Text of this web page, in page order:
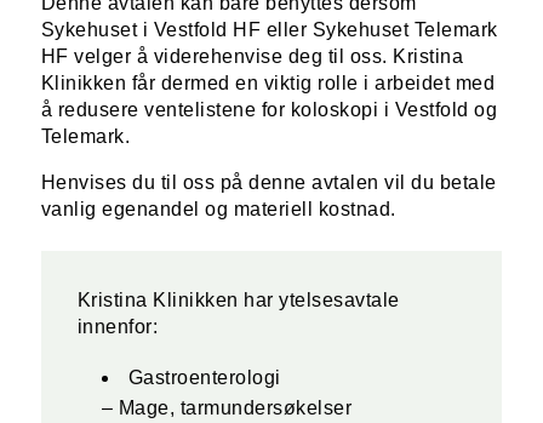
Sykehuset i Vestfold HF eller Sykehuset Telemark
HF velger å viderehenvise deg til oss. Kristina
Klinikken får dermed en viktig rolle i arbeidet med
å redusere ventelistene for koloskopi i Vestfold og
Telemark.
Henvises du til oss på denne avtalen vil du betale
vanlig egenandel og materiell kostnad.
Kristina Klinikken har ytelsesavtale
innenfor:
Gastroenterologi
– Mage, tarmundersøkelser